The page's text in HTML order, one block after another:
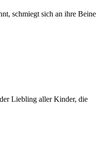
schmiegt sich an ihre Beine
Liebling aller Kinder, die